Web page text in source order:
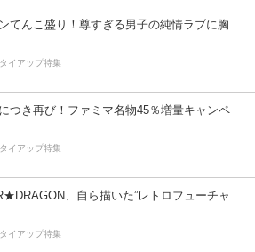
てんこ盛り！尊すぎる男子の純情ラブに胸
イアップ特集
つき再び！ファミマ名物45％増量キャンペ
イアップ特集
、自ら描いた”レトロフューチャ
イアップ特集